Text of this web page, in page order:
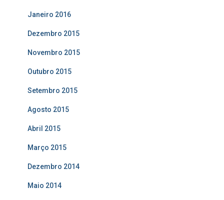
Janeiro 2016
Dezembro 2015
Novembro 2015
Outubro 2015
Setembro 2015
Agosto 2015
Abril 2015
Março 2015
Dezembro 2014
Maio 2014